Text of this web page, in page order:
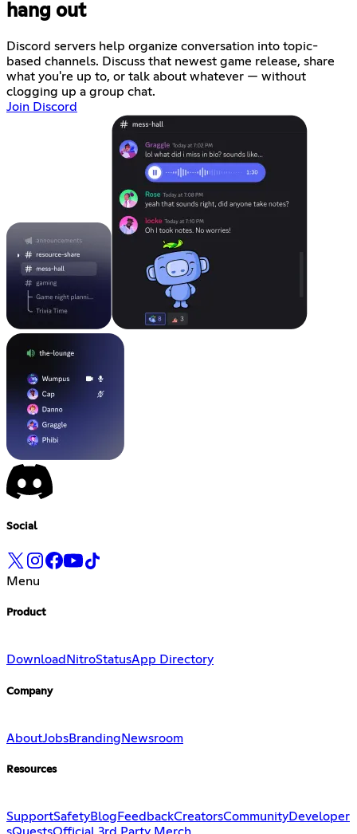
hang out
Discord servers help organize conversation into topic-
based channels. Discuss that newest game release, share
what you're up to, or talk about whatever — without
clogging up a group chat.
Join Discord
Social
Menu
Product
Download NitroStatusApp Directory
Company
AboutJobsBranding Newsroom
Resources
SupportSafetyBlog FeedbackCreatorsCommunityDeveloper